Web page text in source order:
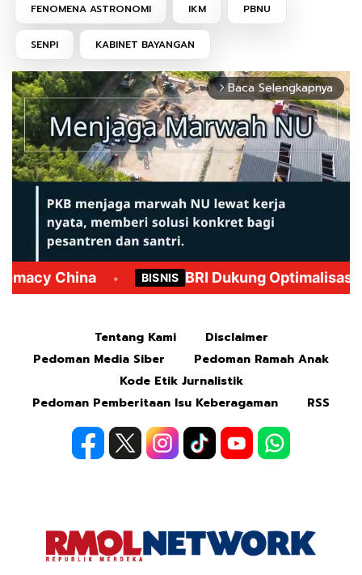
FENOMENA ASTRONOMI IKM PBNU
SENPI KABINET BAYANGAN
arrow_forward_ios Baca Selengkapnya
Tentang Kami
Disclaimer
Pedoman Media Siber
Pedoman Ramah Anak
Kode Etik Jurnalistik
Pedoman Pemberitaan Isu Keberagaman
RSS